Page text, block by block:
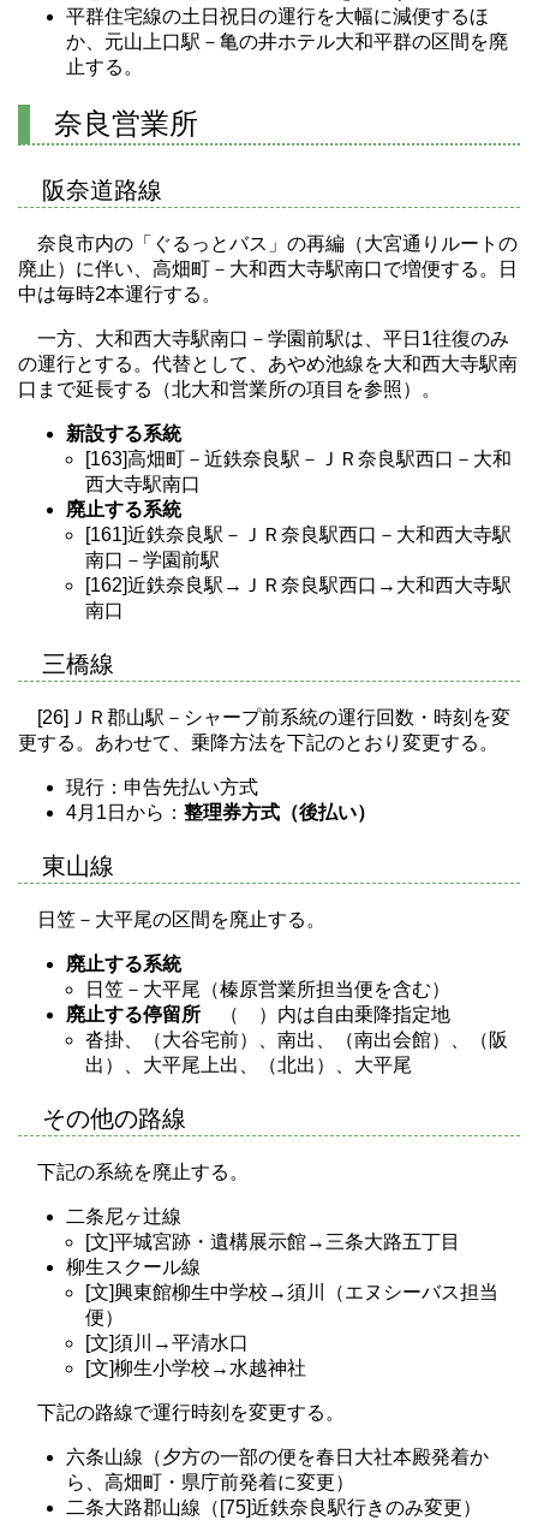
平群住宅線の土日祝日の運行を大幅に減便するほ
か、元山上口駅－亀の井ホテル大和平群の区間を廃
止する。
奈良営業所
阪奈道路線
奈良市内の「ぐるっとバス」の再編（大宮通りルートの
廃止）に伴い、高畑町－大和西大寺駅南口で増便する。日
中は毎時2本運行する。
一方、大和西大寺駅南口－学園前駅は、平日1往復のみ
の運行とする。代替として、あやめ池線を大和西大寺駅南
口まで延長する（北大和営業所の項目を参照）。
新設する系統
[163]高畑町－近鉄奈良駅－ＪＲ奈良駅西口－大和
西大寺駅南口
廃止する系統
[161]近鉄奈良駅－ＪＲ奈良駅西口－大和西大寺駅
南口－学園前駅
[162]近鉄奈良駅→ＪＲ奈良駅西口→大和西大寺駅
南口
三橋線
[26]ＪＲ郡山駅－シャープ前系統の運行回数・時刻を変
更する。あわせて、乗降方法を下記のとおり変更する。
現行：申告先払い方式
4月1日から： 整理券方式（後払い）
東山線
日笠－大平尾の区間を廃止する。
廃止する系統
日笠－大平尾（榛原営業所担当便を含む）
廃止する停留所 （ ）内は自由乗降指定地
沓掛、（大谷宅前）、南出、（南出会館）、（阪
出）、大平尾上出、（北出）、大平尾
その他の路線
下記の系統を廃止する。
二条尼ヶ辻線
[文]平城宮跡・遺構展示館→三条大路五丁目
柳生スクール線
[文]興東館柳生中学校→須川（エヌシーバス担当
便）
[文]須川→平清水口
[文]柳生小学校→水越神社
下記の路線で運行時刻を変更する。
六条山線（夕方の一部の便を春日大社本殿発着か
ら、高畑町・県庁前発着に変更）
二条大路郡山線（[75]近鉄奈良駅行きのみ変更）